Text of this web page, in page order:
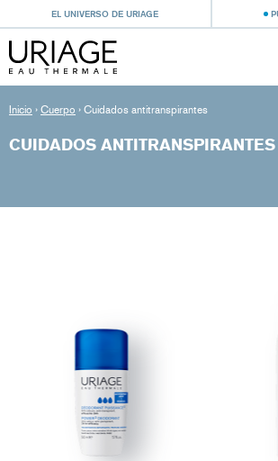
EL UNIVERSO DE URIAGE
Inicio › Cuerpo › Cuidados antitranspirantes
CUIDADOS ANTITRANSPIRANTES